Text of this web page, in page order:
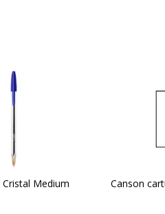
Medium
Canson